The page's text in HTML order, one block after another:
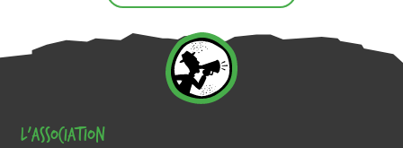
L’association